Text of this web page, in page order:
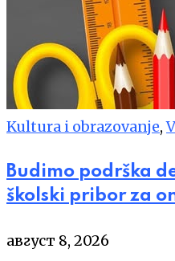
Kultura i obrazovanje,
Budimo podrška
školski pribor za
август 8, 2026